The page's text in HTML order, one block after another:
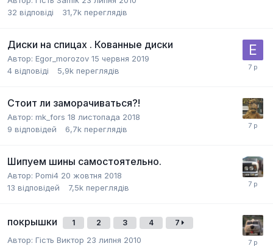
32 відповіді 31,7k переглядів
Диски на спицах . Кованные диски
Автор: Egor_morozov 15 червня 2019
4 відповіді 5,9k переглядів
Стоит ли заморачиваться?!
Автор: mk_fors 18 листопада 2018
9 відповідей 6,7k переглядів
Шипуем шины самостоятельно.
Автор: Pomi4 20 жовтня 2018
13 відповідей 7,5k переглядів
покрышки 1 2 3 4 7
Автор: Гість Виктор 23 липня 2010